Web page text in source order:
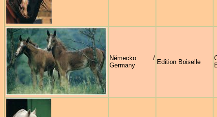
Německo /
Germany
Edition Boiselle